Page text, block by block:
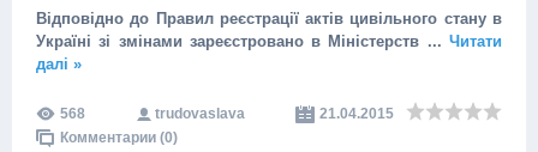
Відповідно до Правил реєстрації актів цивільного стану в
Україні зі змінами зареєстровано в Міністерств ...Читати
далі »
568 trudovaslava
21.04.2015
Комментарии (0)